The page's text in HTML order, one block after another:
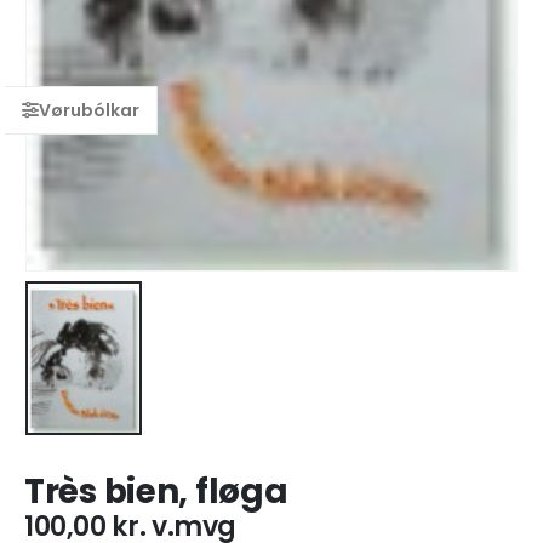
Très bien, fløga
100,00 kr.v.mvg